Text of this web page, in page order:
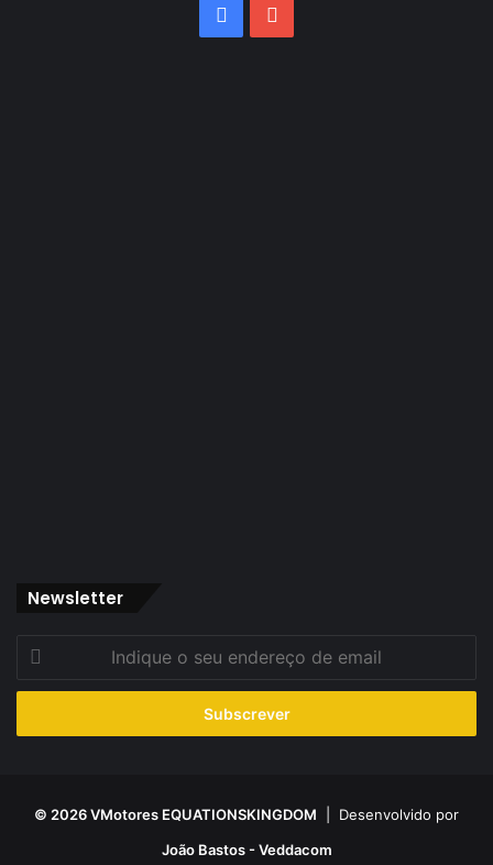
Facebook
Newsletter
seu
de
© 2026 VMotores EQUATIONSKINGDOM | Desenvolvido por
João Bastos - Veddacom